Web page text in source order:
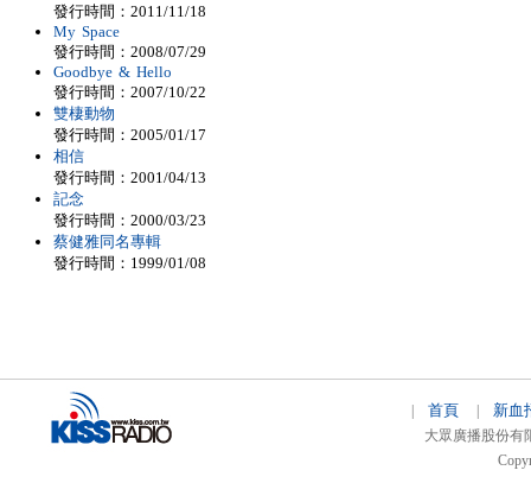
發行時間：2011/11/18
My Space
發行時間：2008/07/29
Goodbye & Hello
發行時間：2007/10/22
雙棲動物
發行時間：2005/01/17
相信
發行時間：2001/04/13
記念
發行時間：2000/03/23
蔡健雅同名專輯
發行時間：1999/01/08
首頁 新血
大眾廣播股份有